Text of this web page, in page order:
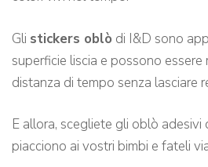
Gli stickers oblò di I&D sono
superficie liscia e possono essere
distanza di tempo senza lasciare
E allora, scegliete gli oblò adesivi
piacciono ai vostri bimbi e fateli